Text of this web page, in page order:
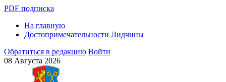
PDF подписка
На главную
Достопримечательности Лидчины
Обратиться в редакцию Войти
08 Августа 2026